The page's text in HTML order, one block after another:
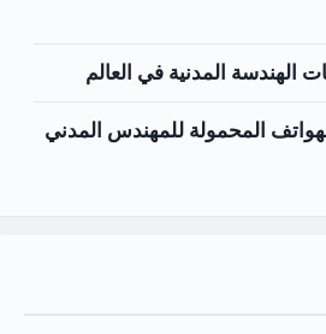
الهندسة المدنية في العالم
للهواتف المحمولة للمهندس المدني